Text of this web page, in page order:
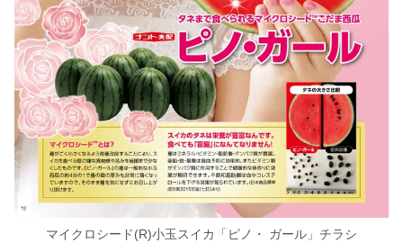
マイクロシード(R)小玉スイカ「ピノ・ ガール」チラシ